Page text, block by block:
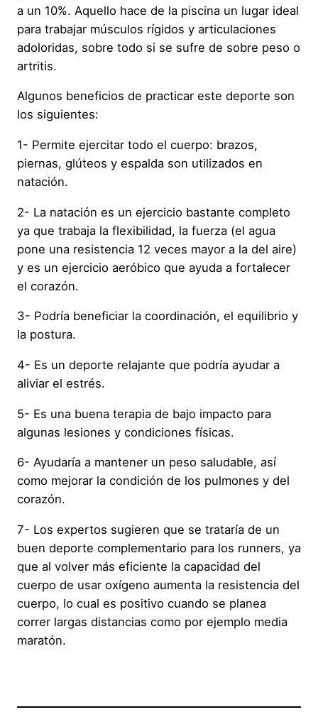
a un 10%. Aquello hace de la piscina un lugar ideal
para trabajar músculos rígidos y articulaciones
adoloridas, sobre todo si se sufre de sobre peso o
artritis.
Algunos beneficios de practicar este deporte son
los siguientes:
1- Permite ejercitar todo el cuerpo: brazos,
piernas, glúteos y espalda son utilizados en
natación.
2- La natación es un ejercicio bastante completo
ya que trabaja la flexibilidad, la fuerza (el agua
pone una resistencia 12 veces mayor a la del aire)
y es un ejercicio aeróbico que ayuda a fortalecer
el corazón.
3- Podría beneficiar la coordinación, el equilibrio y
la postura.
4- Es un deporte relajante que podría ayudar a
aliviar el estrés.
5- Es una buena terapia de bajo impacto para
algunas lesiones y condiciones físicas.
6- Ayudaría a mantener un peso saludable, así
como mejorar la condición de los pulmones y del
corazón.
7- Los expertos sugieren que se trataría de un
buen deporte complementario para los runners, ya
que al volver más eficiente la capacidad del
cuerpo de usar oxígeno aumenta la resistencia del
cuerpo, lo cual es positivo cuando se planea
correr largas distancias como por ejemplo media
maratón.